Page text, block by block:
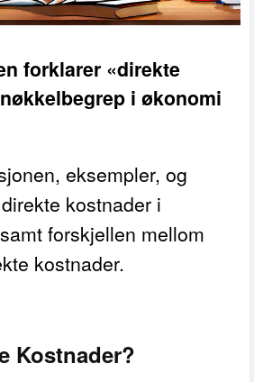
forklarer «direkte
i økonomi
eksempler, og
kostnader i
forskjellen mellom
kostnader.
Kostnader?